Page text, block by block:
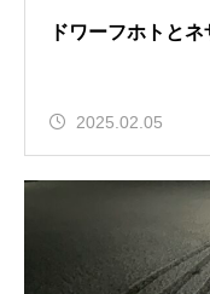
ドワーフホトと
2025.02.05